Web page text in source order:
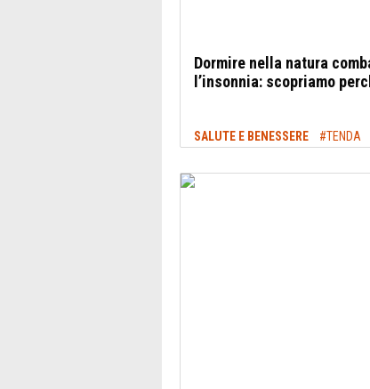
Dormire nella natura
l’insonnia: scopriamo
SALUTE E BENESSERE #TENDA